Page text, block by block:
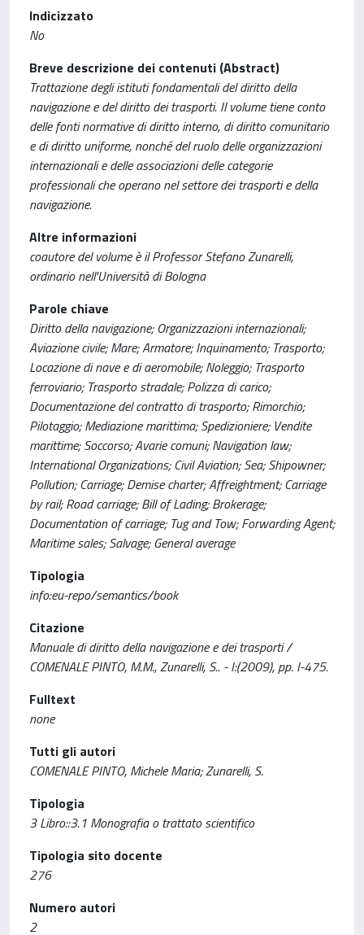
Indicizzato
No
Breve descrizione dei contenuti (Abstract)
Trattazione degli istituti fondamentali del diritto della
navigazione e del diritto dei trasporti. Il volume tiene conto
delle fonti normative di diritto interno, di diritto comunitario
e di diritto uniforme, nonché del ruolo delle organizzazioni
internazionali e delle associazioni delle categorie
professionali che operano nel settore dei trasporti e della
navigazione.
Altre informazioni
coautore del volume è il Professor Stefano Zunarelli,
ordinario nell'Università di Bologna
Parole chiave
Diritto della navigazione; Organizzazioni internazionali;
Aviazione civile; Mare; Armatore; Inquinamento; Trasporto;
Locazione di nave e di aeromobile; Noleggio; Trasporto
ferroviario; Trasporto stradale; Polizza di carico;
Documentazione del contratto di trasporto; Rimorchio;
Pilotaggio; Mediazione marittima; Spedizioniere; Vendite
marittime; Soccorso; Avarie comuni; Navigation law;
International Organizations; Civil Aviation; Sea; Shipowner;
Pollution; Carriage; Demise charter; Affreightment; Carriage
by rail; Road carriage; Bill of Lading; Brokerage;
Documentation of carriage; Tug and Tow; Forwarding Agent;
Maritime sales; Salvage; General average
Tipologia
info:eu-repo/semantics/book
Citazione
Manuale di diritto della navigazione e dei trasporti /
COMENALE PINTO, M.M., Zunarelli, S.. - I:(2009), pp. I-475.
Fulltext
none
Tutti gli autori
COMENALE PINTO, Michele Maria; Zunarelli, S.
Tipologia
3 Libro::3.1 Monografia o trattato scientifico
Tipologia sito docente
276
Numero autori
2